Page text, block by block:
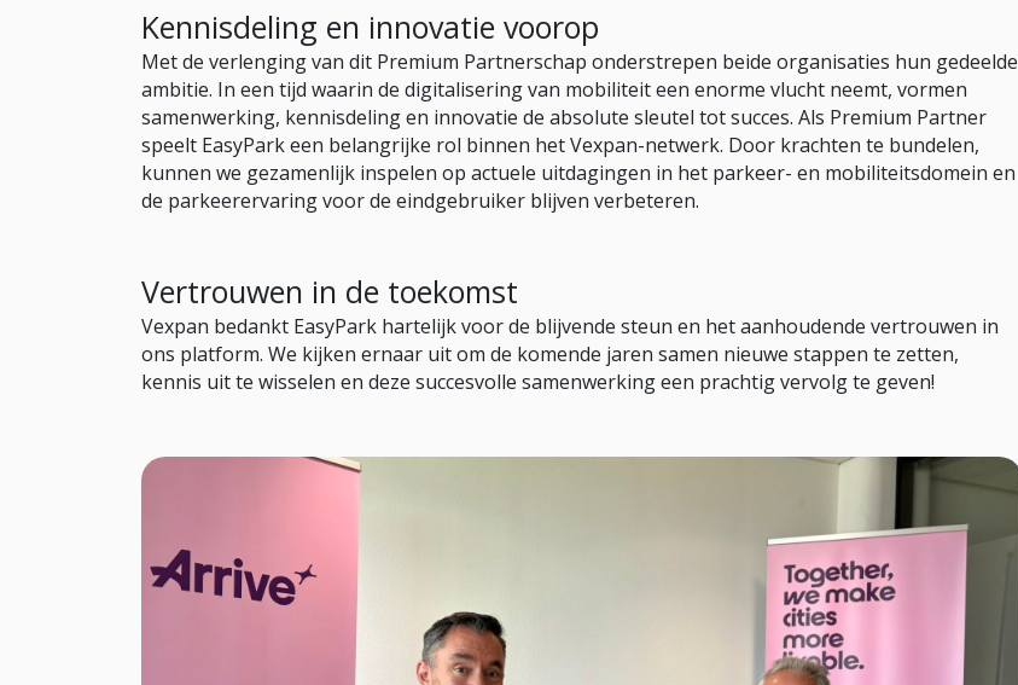
Kennisdeling en innovatie voorop
Met de verlenging van dit Premium Partnerschap onderstrepen beide organisaties hun gedeelde
ambitie. In een tijd waarin de digitalisering van mobiliteit een enorme vlucht neemt, vormen
samenwerking, kennisdeling en innovatie de absolute sleutel tot succes. Als Premium Partner
speelt EasyPark een belangrijke rol binnen het Vexpan-netwerk. Door krachten te bundelen,
kunnen we gezamenlijk inspelen op actuele uitdagingen in het parkeer- en mobiliteitsdomein en
de parkeerervaring voor de eindgebruiker blijven verbeteren.
Vertrouwen in de toekomst
Vexpan bedankt EasyPark hartelijk voor de blijvende steun en het aanhoudende vertrouwen in
ons platform. We kijken ernaar uit om de komende jaren samen nieuwe stappen te zetten,
kennis uit te wisselen en deze succesvolle samenwerking een prachtig vervolg te geven!